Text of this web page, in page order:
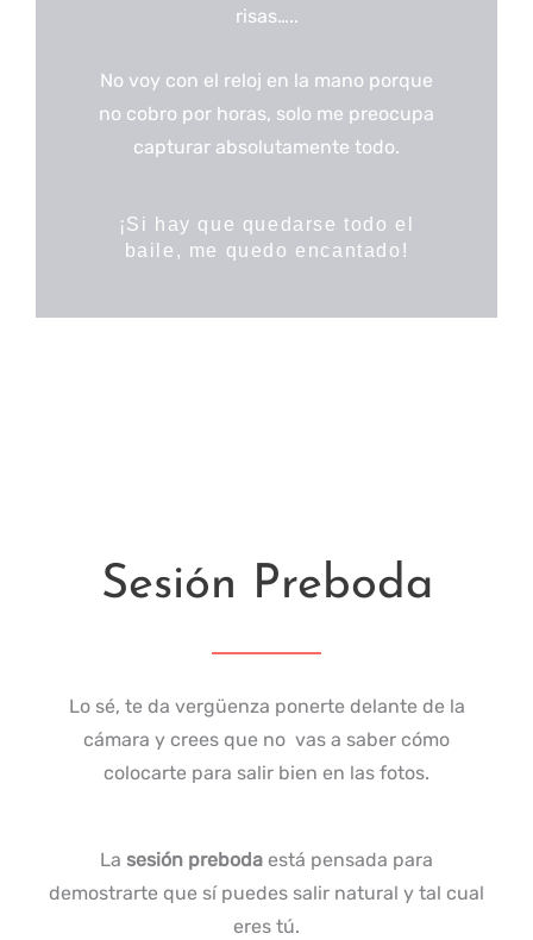
risas…..
No voy con el reloj en la mano porque
no cobro por horas, solo me preocupa
capturar absolutamente todo.
¡Si hay que quedarse todo el
baile, me quedo encantado!
Sesión Preboda
Lo sé, te da vergüenza ponerte delante de la
cámara y crees que no vas a saber cómo
colocarte para salir bien en las fotos.
La sesión preboda está pensada para
demostrarte que sí puedes salir natural y tal cual
eres tú.